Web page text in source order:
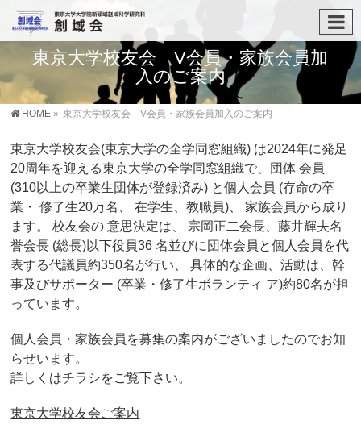
東京大学校友会 V会員・家族会員加
入のご案内
HOME » 東京大学校友会 V会員・家族会員加入のご案内
東京大学校友会(東京大学の全学同窓組織) は2024年に発足
20周年を迎える東京大学の全学同窓組織で、団体 会員
(310以上の卒業生団体が登録済み) と個人会員 (存命の卒
業・ 修了生20万名、 在学生、教職員)、 家族会員から成り
ます。 校友会の 意思決定は、 宗岡正二会長、藤井輝夫名
誉会長 (総長)以下役員36 名並びに団体会員と個人会員を代
表する代議員約350名が行い、 具体的な企画、活動は、幹
事及びサポーター (卒業・修了生ボランティ ア)約80名が担
っています。
個人会員・家族会員を募集の案内がございましたのでお知
らせいます。
詳しくはチラシをご覧下さい。
東京大学校友会ご案内